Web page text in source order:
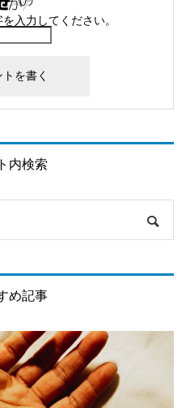
まし油(キャスターオイル)』～
ドガー・ケイシーの言葉
て免疫力を高めましょう
入力してください。
内検索
め記事